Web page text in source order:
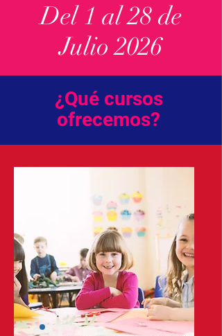
Del 1 al 28 de
Julio 2026
¿Qué cursos
ofrecemos?